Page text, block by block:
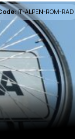
IT-ALPEN-ROM-RAD